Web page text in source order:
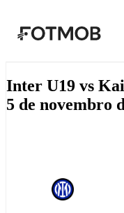
Inter U19 vs
5 de novembro